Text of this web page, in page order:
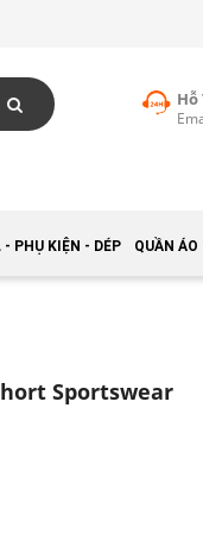
Hỗ
PHỤ KIỆN - DÉP QUẦN
Sportswear